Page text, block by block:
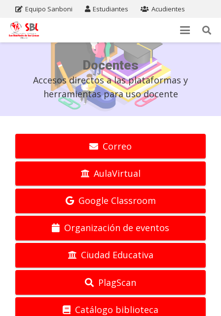
Equipo Sanboni Estudiantes Acudientes
Docentes
Accesos directos a las plataformas y
herramientas para uso docente
Correo
AulaVirtual
Google Classroom
Organización de eventos
Ciudad Educativa
PlagScan
Catálogo biblioteca